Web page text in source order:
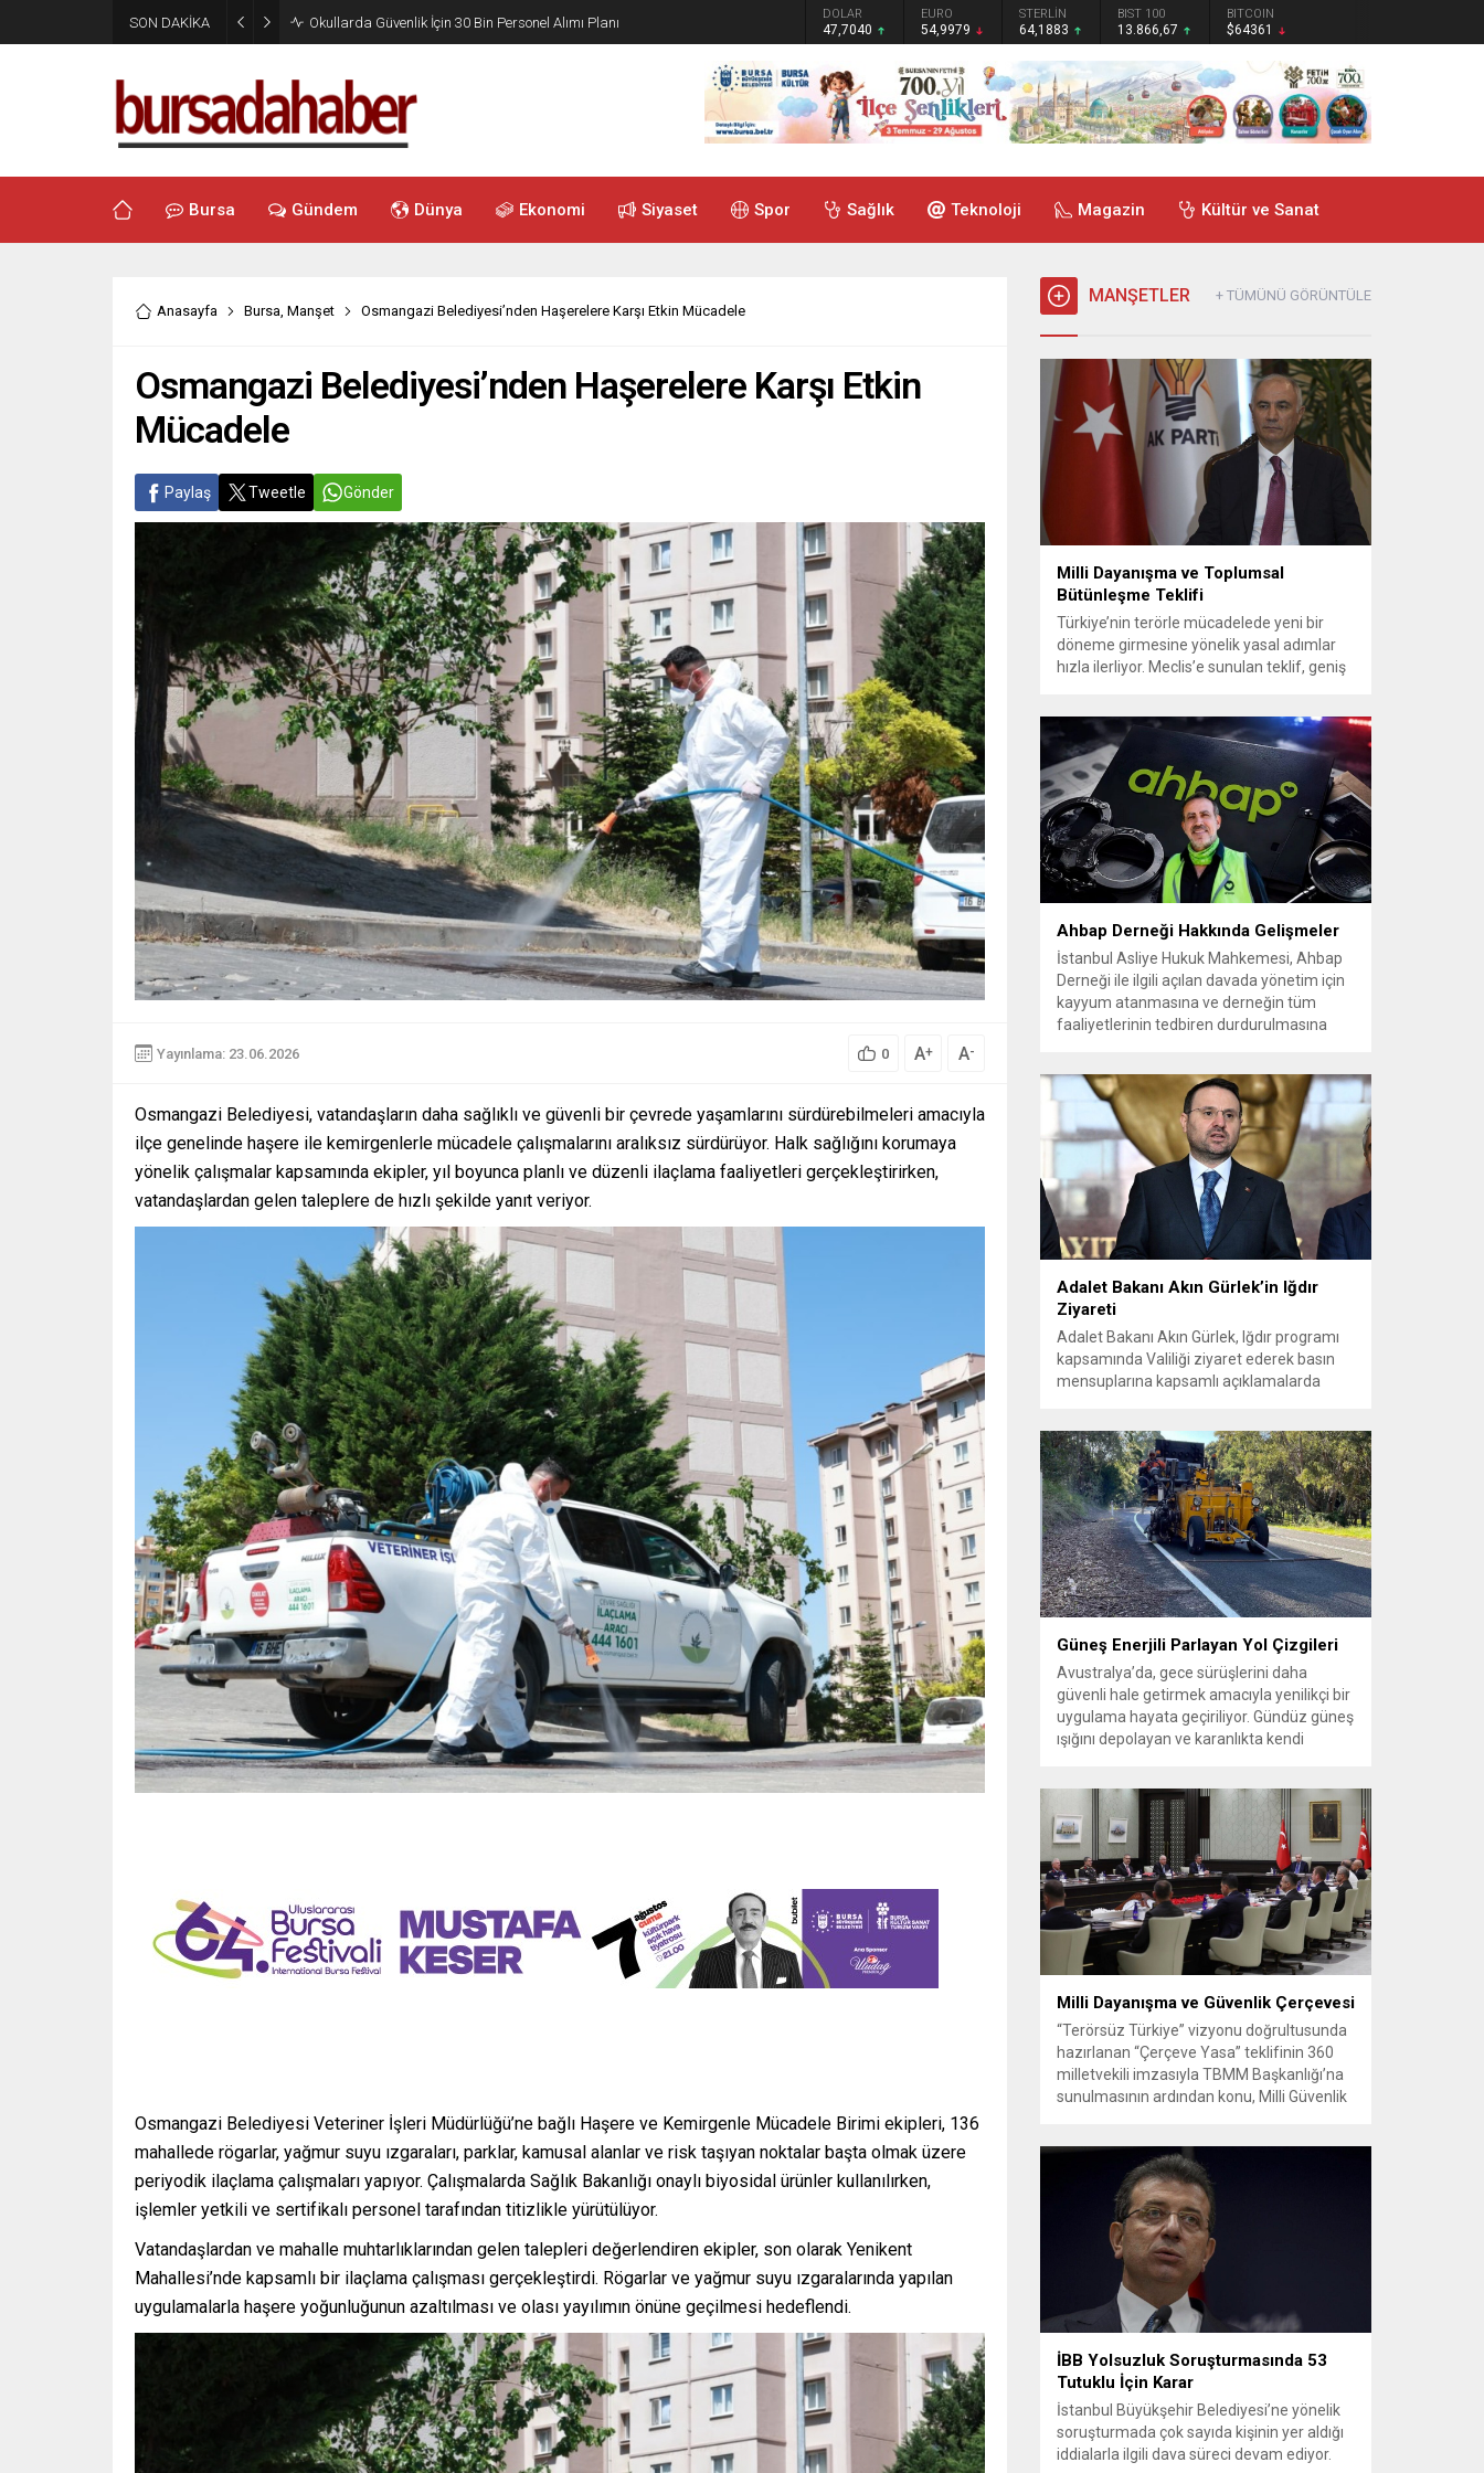
SON DAKİKA Okullarda Güvenlik İçin 30 Bin Personel Alımı Planı DOLAR
47,7040
EURO
54,9979
STERLİN
64,1883
BIST 100
13.866,67
BITCOIN
$64361
Bursa Gündem Dünya Ekonomi Siyaset Spor Sağlık Teknoloji Magazin Kültür ve Sanat
Anasayfa Bursa, Manşet Osmangazi Belediyesi’nden Haşerelere Karşı Etkin Mücadele
Osmangazi Belediyesi’nden Haşerelere Karşı Etkin
Mücadele
Paylaş Tweetle Gönder
Yayınlama: 23.06.2026 0 A+ A-
Osmangazi Belediyesi, vatandaşların daha sağlıklı ve güvenli bir çevrede yaşamlarını sürdürebilmeleri amacıyla
ilçe genelinde haşere ile kemirgenlerle mücadele çalışmalarını aralıksız sürdürüyor. Halk sağlığını korumaya
yönelik çalışmalar kapsamında ekipler, yıl boyunca planlı ve düzenli ilaçlama faaliyetleri gerçekleştirirken,
vatandaşlardan gelen taleplere de hızlı şekilde yanıt veriyor.
Osmangazi Belediyesi Veteriner İşleri Müdürlüğü’ne bağlı Haşere ve Kemirgenle Mücadele Birimi ekipleri, 136
mahallede rögarlar, yağmur suyu ızgaraları, parklar, kamusal alanlar ve risk taşıyan noktalar başta olmak üzere
periyodik ilaçlama çalışmaları yapıyor. Çalışmalarda Sağlık Bakanlığı onaylı biyosidal ürünler kullanılırken,
işlemler yetkili ve sertifikalı personel tarafından titizlikle yürütülüyor.
Vatandaşlardan ve mahalle muhtarlıklarından gelen talepleri değerlendiren ekipler, son olarak Yenikent
Mahallesi’nde kapsamlı bir ilaçlama çalışması gerçekleştirdi. Rögarlar ve yağmur suyu ızgaralarında yapılan
uygulamalarla haşere yoğunluğunun azaltılması ve olası yayılımın önüne geçilmesi hedeflendi.
MANŞETLER + TÜMÜNÜ GÖRÜNTÜLE
Milli Dayanışma ve Toplumsal
Bütünleşme Teklifi
Türkiye’nin terörle mücadelede yeni bir
döneme girmesine yönelik yasal adımlar
hızla ilerliyor. Meclis’e sunulan teklif, geniş
Genel Başkanvekili Efkan Ala, teklifin 360’a
yakın milletvekilinin imzasıyla TBMM
Başkanlığı’na verildiğini belirterek, hem
siyasi hem de toplumsal düzeyde önemli
bir destek bulunduğunu...
Ahbap Derneği Hakkında Gelişmeler
İstanbul Asliye Hukuk Mahkemesi, Ahbap
Derneği ile ilgili açılan davada yönetim için
kayyum atanmasına ve derneğin tüm
faaliyetlerinin tedbiren durdurulmasına
adım doğrudan yönetime ilişkin bir tedbir
niteliği taşıyor. İstanbul Emniyet Müdürlüğü
Mali Suçlarla Mücadele Şube Müdürlüğü ve
Adalet Bakanı Akın Gürlek’in Iğdır
Ziyareti
Adalet Bakanı Akın Gürlek, Iğdır programı
kapsamında Valiliği ziyaret ederek basın
mensuplarına kapsamlı açıklamalarda
dosyaların yeniden ele alındığını ve
vatandaşların adalete erişiminin
güçlendirilmesine yönelik adımların
atıldığını ifade etti. Gürlek, Iğdır’ın lojistik ve
jeopolitik öneminin artacağını belirterek
bölgesel kalkınmanın adalet düzeniyle
desteklenmesi gerektiğini vurguladı....
Güneş Enerjili Parlayan Yol Çizgileri
Avustralya’da, gece sürüşlerini daha
güvenli hale getirmek amacıyla yenilikçi bir
uygulama hayata geçiriliyor. Gündüz güneş
ışığını depolayan ve karanlıkta kendi
bölgelerde sürücülere daha net bir görüş
sunmayı hedefliyor. Fosforlu kaplamaya
sahip bu yeni nesil şerit işaretleri sayesinde
virajlar, şerit sınırları...
Milli Dayanışma ve Güvenlik Çerçevesi
“Terörsüz Türkiye” vizyonu doğrultusunda
hazırlanan “Çerçeve Yasa” teklifinin 360
milletvekili imzasıyla TBMM Başkanlığı’na
sunulmasının ardından konu, Milli Güvenlik
maddelik bildiri, ülke güvenliği ve bölgesel
gelişmelere dair değerlendirmeleri
içermektedir. Yaklaşık 2 saat 15 dakika
süren oturumun sonuç metninde; terörle
mücadele, bölgesel istikrar,...
İBB Yolsuzluk Soruşturmasında 53
Tutuklu İçin Karar
İstanbul Büyükşehir Belediyesi’ne yönelik
soruşturmada çok sayıda kişinin yer aldığı
iddialarla ilgili dava süreci devam ediyor.